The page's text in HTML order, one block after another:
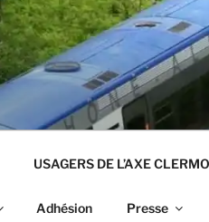
USAGERS DE L’AXE
Adhésion Presse